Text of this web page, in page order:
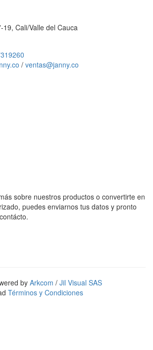
Cali/Valle del Cauca
/ ventas@janny.co
sobre nuestros productos o convertirte en
puedes enviarnos tus datos y pronto
by Arkcom / Jil Visual SAS
Términos y Condiciones